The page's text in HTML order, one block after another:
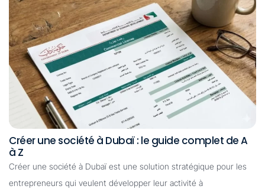
Créer une société à Dubaï : le guide complet de A
à Z
Créer une société à Dubaï est une solution stratégique pour les
entrepreneurs qui veulent développer leur activité à